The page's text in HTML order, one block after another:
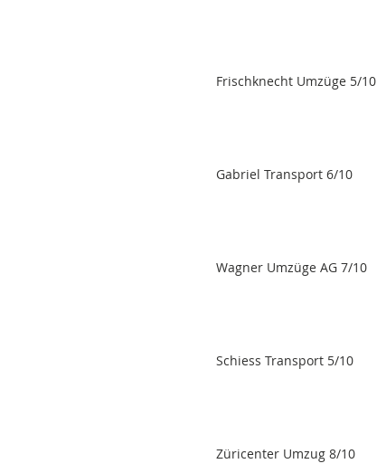
Frischknecht Umzüge 5/10
Gabriel Transport 6/10
Wagner Umzüge AG 7/10
Schiess Transport 5/10
Züricenter Umzug 8/10